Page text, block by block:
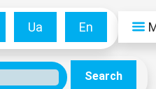
Ua En
Search